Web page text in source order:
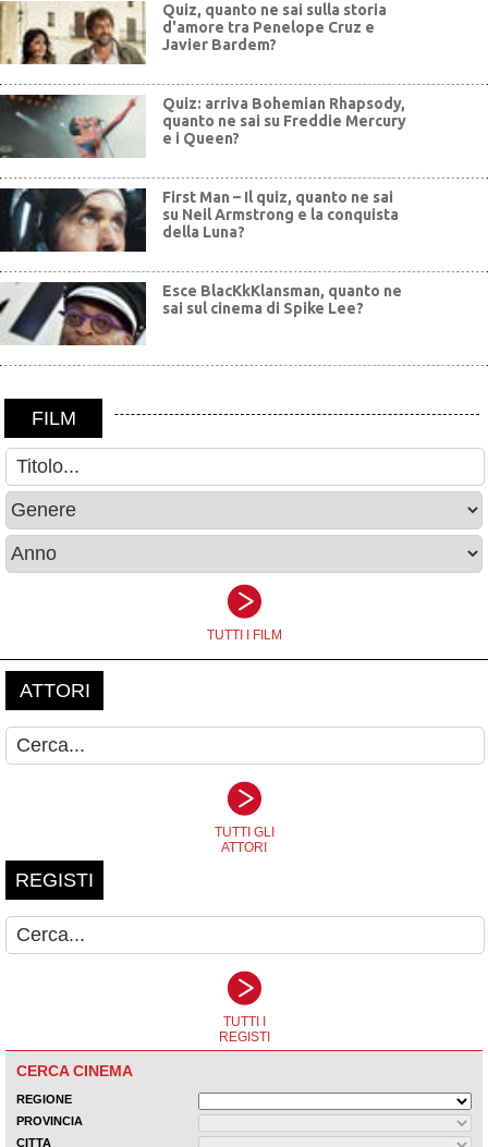
Quiz, quanto ne sai sulla storia
d'amore tra Penelope Cruz e
Javier Bardem?
Quiz: arriva Bohemian Rhapsody,
quanto ne sai su Freddie Mercury
e i Queen?
First Man – Il quiz, quanto ne sai
su Neil Armstrong e la conquista
della Luna?
Esce BlacKkKlansman, quanto ne
sai sul cinema di Spike Lee?